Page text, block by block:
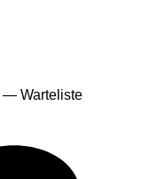
— Warteliste